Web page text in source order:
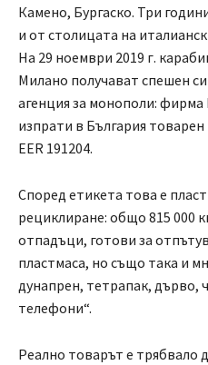
Камено, Бургаско. Три
и от столицата на
На 29 ноември 2019 г.
Милано получават спешен
агенция за монополи:
изпрати в България
EER 191204.
Според етикета това е
рециклиране: общо 815 000
отпадъци, готови за
пластмаса, но също така и
дунапрен, тетрапак, дърво,
телефони“.
Реално товарът е трябвало